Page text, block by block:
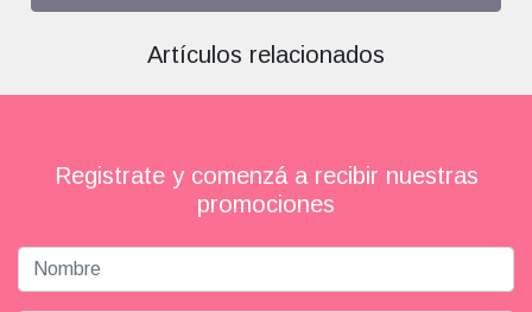
Artículos relacionados
Registrate y comenzá a recibir nuestras
promociones